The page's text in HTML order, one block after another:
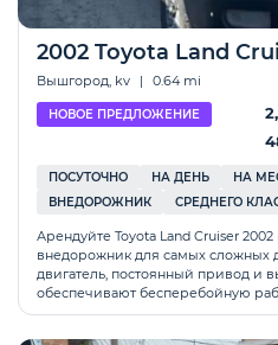
2002 Toyota Land
Вышгород, kv | 0.64 mi
НОВОЕ ПРЕДЛОЖЕНИЕ
ПОСУТОЧНО НА ДЕНЬ НА
ВНЕДОРОЖНИК
СРЕДНЕГО
Арендуйте Toyota Land Cruiser
внедорожник для самых
двигатель, постоянный привод и
обеспечивают бесперебойную